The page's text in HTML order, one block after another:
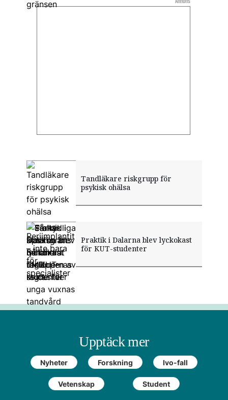
Tandläkare riskgrupp för
psykisk ohälsa
Tio tydliga tips för att behandla
TMD
Så har kliniken minimerat
utsläppen av kvicksilver
Periimplantit – inte bara för
specialister
Sänkt åldersgräns: Så blir
regionernas regler för unga
vuxnas tandvård
Praktik i Dalarna blev lyckokast
för KUT-studenter
Upptäck mer
Nyheter Forskning Ivo-fall
Vetenskap Student